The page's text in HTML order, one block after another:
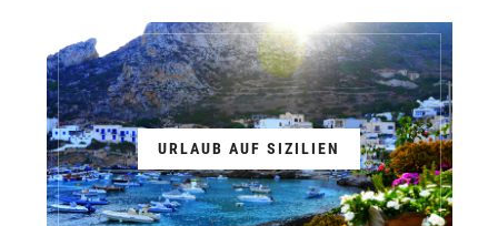
URLAUB AUF SIZILIEN